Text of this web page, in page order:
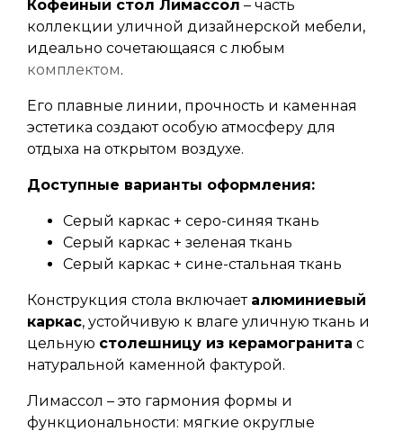
Кофейный стол Лимассол – часть
коллекции уличной дизайнерской мебели,
идеально сочетающаяся с любым
комплектом.
Его плавные линии, прочность и каменная
эстетика создают особую атмосферу для
отдыха на открытом воздухе.
Доступные варианты оформления:
Серый каркас + серо-синяя ткань
Серый каркас + зеленая ткань
Серый каркас + сине-стальная ткань
Конструкция стола включает алюминиевый
каркас, устойчивую к влаге уличную ткань и
цельную столешницу из керамогранита с
натуральной каменной фактурой.
Лимассол – это гармония формы и
функциональности: мягкие округлые